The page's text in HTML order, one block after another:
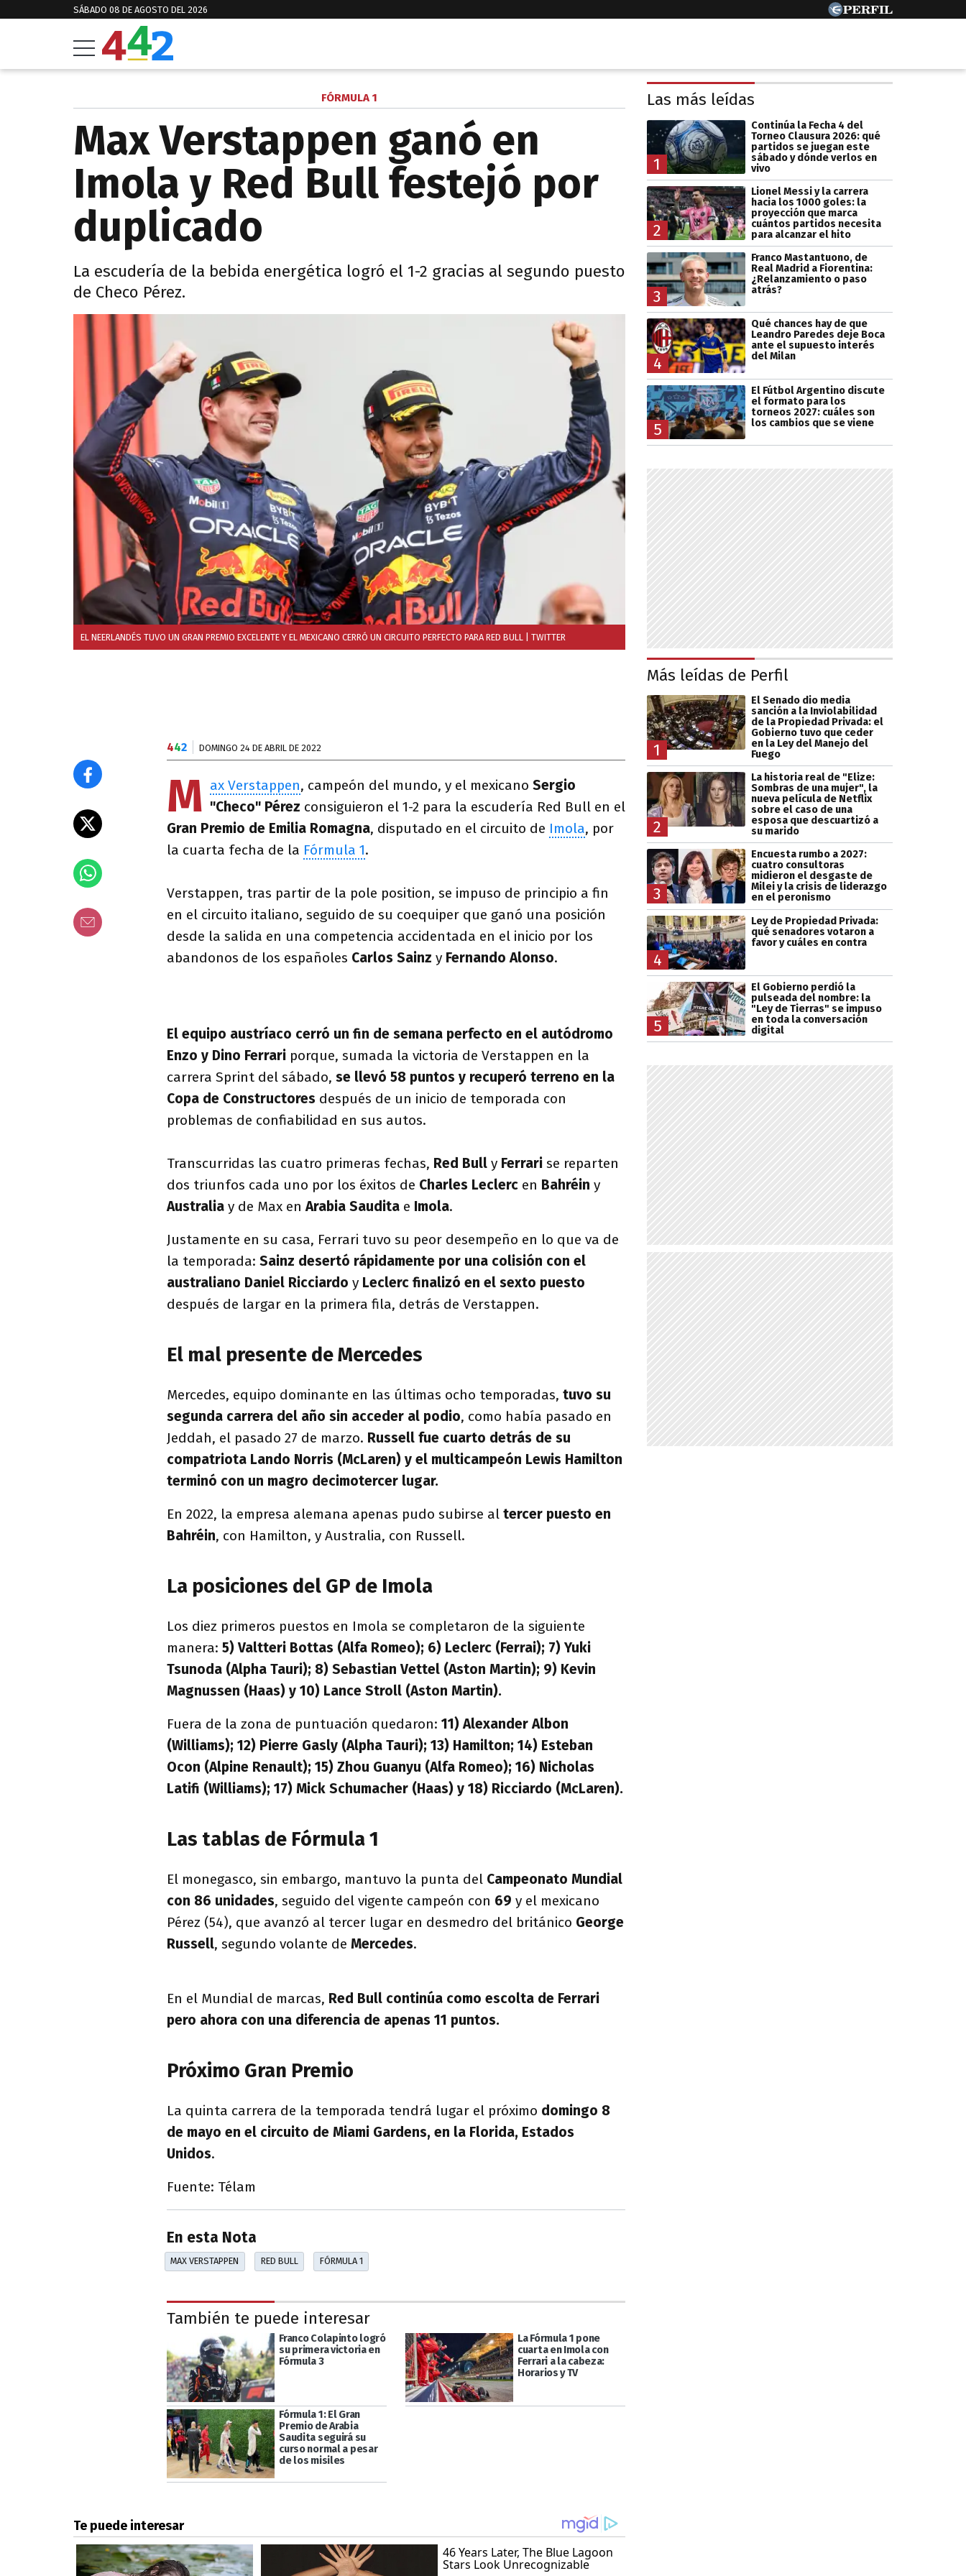
SÁBADO 08 DE AGOSTO DEL 2026
FÓRMULA 1
Max Verstappen ganó en
Imola y Red Bull festejó por
duplicado
La escudería de la bebida energética logró el 1-2 gracias al segundo puesto
de Checo Pérez.
EL NEERLANDÉS TUVO UN GRAN PREMIO EXCELENTE Y EL MEXICANO CERRÓ UN CIRCUITO PERFECTO PARA RED BULL | TWITTER
442 DOMINGO 24 DE ABRIL DE 2022
M ax Verstappen, campeón del mundo, y el mexicano Sergio
"Checo" Pérez consiguieron el 1-2 para la escudería Red Bull en el
Gran Premio de Emilia Romagna, disputado en el circuito de Imola, por
la cuarta fecha de la Fórmula 1.
Verstappen, tras partir de la pole position, se impuso de principio a fin
en el circuito italiano, seguido de su coequiper que ganó una posición
desde la salida en una competencia accidentada en el inicio por los
abandonos de los españoles Carlos Sainz y Fernando Alonso.
El equipo austríaco cerró un fin de semana perfecto en el autódromo
Enzo y Dino Ferrari porque, sumada la victoria de Verstappen en la
carrera Sprint del sábado, se llevó 58 puntos y recuperó terreno en la
Copa de Constructores después de un inicio de temporada con
problemas de confiabilidad en sus autos.
Transcurridas las cuatro primeras fechas, Red Bull y Ferrari se reparten
dos triunfos cada uno por los éxitos de Charles Leclerc en Bahréin y
Australia y de Max enArabia Saudita e Imola.
Justamente en su casa, Ferrari tuvo su peor desempeño en lo que va de
la temporada: Sainz desertó rápidamente por una colisión con el
australiano Daniel Ricciardo y Leclerc finalizó en el sexto puesto
después de largar en la primera fila, detrás de Verstappen.
El mal presente de Mercedes
Mercedes, equipo dominante en las últimas ocho temporadas, tuvo su
segunda carrera del año sin acceder al podio, como había pasado en
Jeddah, el pasado 27 de marzo. Russell fue cuarto detrás de su
compatriota Lando Norris (McLaren) y el multicampeón Lewis Hamilton
terminó con un magro decimotercer lugar.
En 2022, la empresa alemana apenas pudo subirse al tercer puesto en
Bahréin, con Hamilton, y Australia, con Russell.
La posiciones del GP de Imola
Los diez primeros puestos en Imola se completaron de la siguiente
manera: 5) Valtteri Bottas (Alfa Romeo); 6) Leclerc (Ferrai); 7) Yuki
Tsunoda (Alpha Tauri); 8) Sebastian Vettel (Aston Martin); 9) Kevin
Magnussen (Haas) y 10) Lance Stroll (Aston Martin).
Fuera de la zona de puntuación quedaron: 11) Alexander Albon
(Williams); 12) Pierre Gasly (Alpha Tauri); 13) Hamilton; 14) Esteban
Ocon (Alpine Renault); 15) Zhou Guanyu (Alfa Romeo); 16) Nicholas
Latifi (Williams); 17) Mick Schumacher (Haas) y 18) Ricciardo (McLaren).
Las tablas de Fórmula 1
El monegasco, sin embargo, mantuvo la punta del Campeonato Mundial
con 86 unidades, seguido del vigente campeón con 69 y el mexicano
Pérez (54), que avanzó al tercer lugar en desmedro del británico George
Russell, segundo volante de Mercedes.
En el Mundial de marcas, Red Bull continúa como escolta de Ferrari
pero ahora con una diferencia de apenas 11 puntos.
Próximo Gran Premio
La quinta carrera de la temporada tendrá lugar el próximo domingo 8
de mayo en el circuito de Miami Gardens, en la Florida, Estados
Unidos.
Fuente: Télam
En esta Nota
MAX VERSTAPPEN RED BULL FÓRMULA 1
También te puede interesar
Franco Colapinto logró
su primera victoria en
Fórmula 3
La Fórmula 1 pone
cuarta en Imola con
Ferrari a la cabeza:
Horarios y TV
Fórmula 1: El Gran
Premio de Arabia
Saudita seguirá su
curso normal a pesar
de los misiles
Las más leídas
1
Continúa la Fecha 4 del
Torneo Clausura 2026: qué
partidos se juegan este
sábado y dónde verlos en
vivo
2
Lionel Messi y la carrera
hacia los 1000 goles: la
proyección que marca
cuántos partidos necesita
para alcanzar el hito
3
Franco Mastantuono, de
Real Madrid a Fiorentina:
¿Relanzamiento o paso
atrás?
4
Qué chances hay de que
Leandro Paredes deje Boca
ante el supuesto interés
del Milan
5
El Fútbol Argentino discute
el formato para los
torneos 2027: cuáles son
los cambios que se viene
Más leídas de Perfil
1
El Senado dio media
sanción a la Inviolabilidad
de la Propiedad Privada: el
Gobierno tuvo que ceder
en la Ley del Manejo del
Fuego
2
La historia real de "Elize:
Sombras de una mujer", la
nueva película de Netflix
sobre el caso de una
esposa que descuartizó a
su marido
3
Encuesta rumbo a 2027:
cuatro consultoras
midieron el desgaste de
Milei y la crisis de liderazgo
en el peronismo
4
Ley de Propiedad Privada:
qué senadores votaron a
favor y cuáles en contra
5
El Gobierno perdió la
pulseada del nombre: la
"Ley de Tierras" se impuso
en toda la conversación
digital